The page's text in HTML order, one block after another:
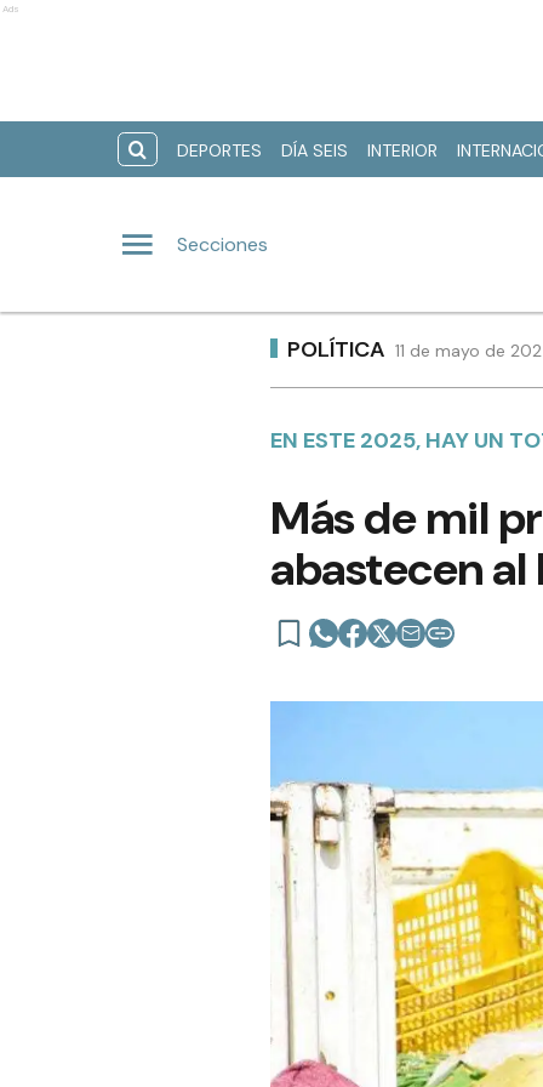
Ads
DEPORTES DÍA SEIS INTERIOR
Secciones
POLÍTICA 11 de mayo de
EN ESTE 2025, HAY UN
Más de mil
abastecen